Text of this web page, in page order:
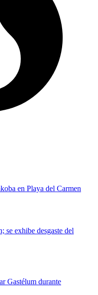
en Playa del Carmen
se exhibe desgaste del
Gastélum durante